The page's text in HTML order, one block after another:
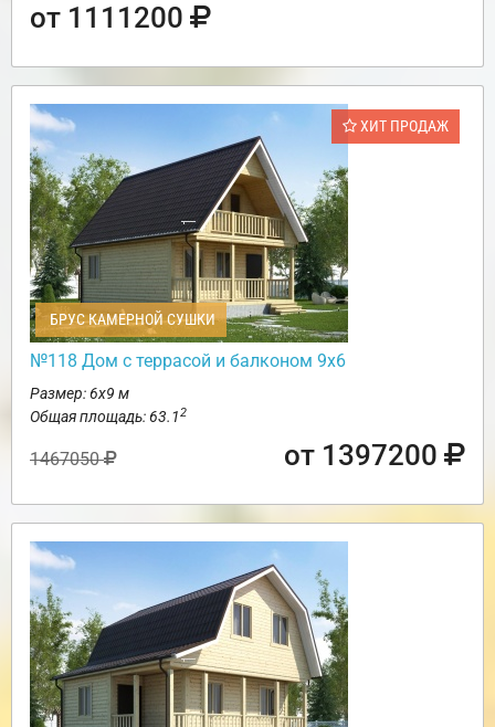
от 1111200
ХИТ ПРОДАЖ
БРУС КАМЕРНОЙ СУШКИ
№118 Дом с террасой и балконом 9х6
Размер: 6х9 м
Общая площадь: 63.12
1467050 от 1397200